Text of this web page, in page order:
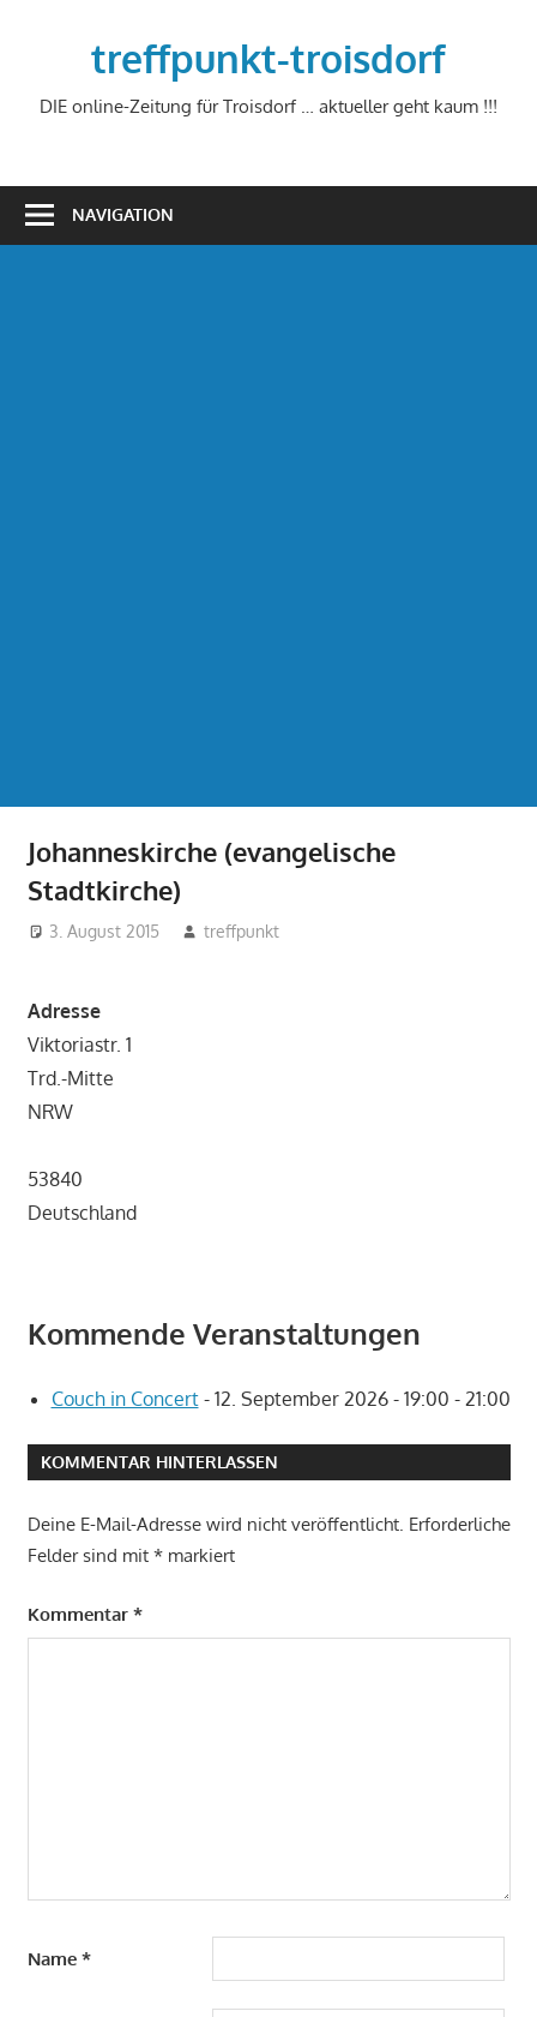
treffpunkt-troisdorf
DIE online-Zeitung für Troisdorf … aktueller geht kaum !!!
NAVIGATION
Johanneskirche (evangelische
Stadtkirche)
3. August 2015 treffpunkt
Adresse
Viktoriastr. 1
Trd.-Mitte
NRW
53840
Deutschland
Kommende Veranstaltungen
Couch in Concert- 12. September 2026 - 19:00 - 21:00
KOMMENTAR HINTERLASSEN
Deine E-Mail-Adresse wird nicht veröffentlicht. Erforderliche
Felder sind mit *markiert
Kommentar *
Name *